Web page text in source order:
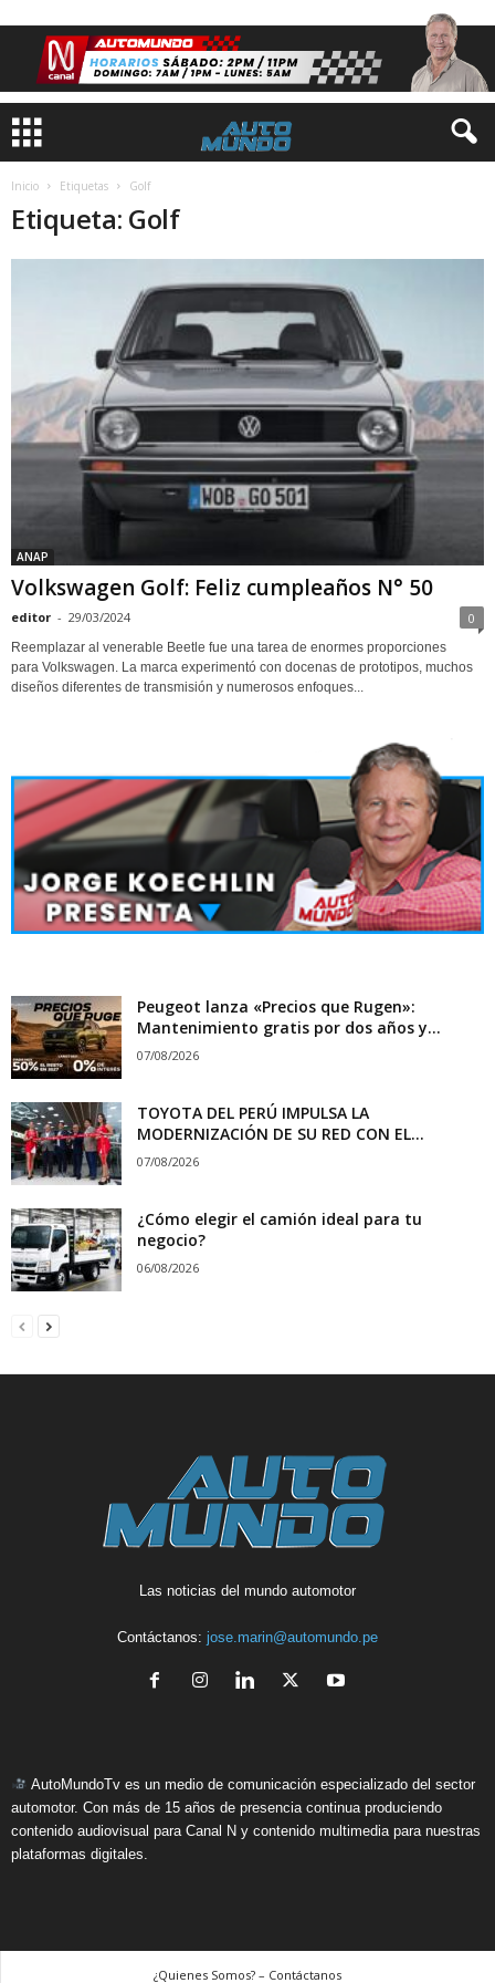
Inicio Etiquetas Golf
Etiqueta: Golf
ANAP
Volkswagen Golf: Feliz cumpleaños N° 50
editor - 29/03/2024 0
Reemplazar al venerable Beetle fue una tarea de enormes proporciones
para Volkswagen. La marca experimentó con docenas de prototipos, muchos
diseños diferentes de transmisión y numerosos enfoques...
Peugeot lanza «Precios que Rugen»:
Mantenimiento gratis por dos años y...
07/08/2026
TOYOTA DEL PERÚ IMPULSA LA
MODERNIZACIÓN DE SU RED CON EL...
07/08/2026
¿Cómo elegir el camión ideal para tu
negocio?
06/08/2026
Las noticias del mundo automotor
Contáctanos: jose.marin@automundo.pe
AutoMundoTv es un medio de comunicación especializado del sector
automotor. Con más de 15 años de presencia continua produciendo
contenido audiovisual para Canal N y contenido multimedia para nuestras
plataformas digitales.
¿Quienes Somos? – Contáctanos